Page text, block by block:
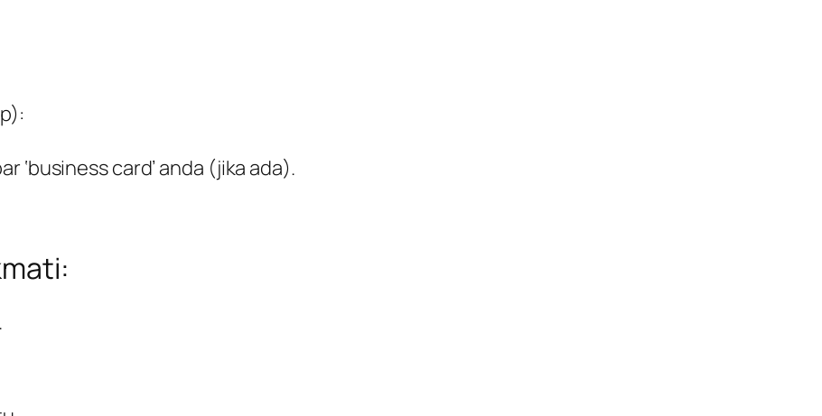
‘business card’ anda (jika ada).